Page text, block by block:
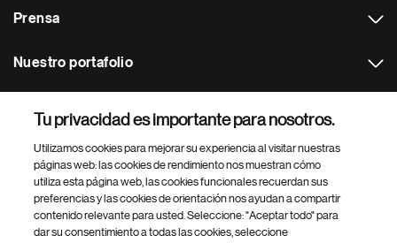
Prensa
Nuestro portafolio
Footer Site Search
Tu privacidad es importante para nosotros.
Utilizamos cookies para mejorar su experiencia al visitar nuestras
páginas web: las cookies de rendimiento nos muestran cómo
utiliza esta página web, las cookies funcionales recuerdan sus
preferencias y las cookies de orientación nos ayudan a compartir
contenido relevante para usted. Seleccione: "Aceptar todo" para
dar su consentimiento a todas las cookies, seleccione